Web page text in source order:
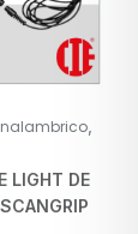
,
LIGHT DE